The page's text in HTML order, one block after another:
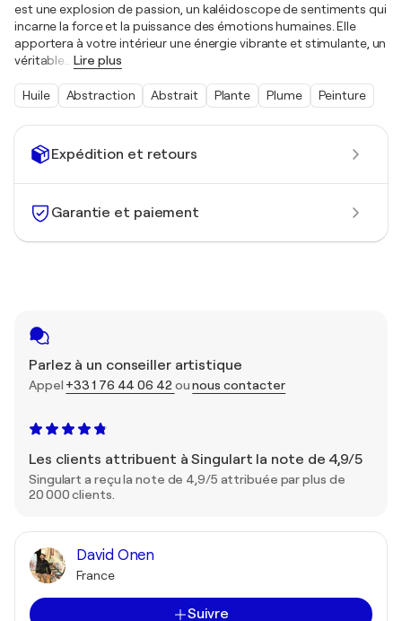
Expédition et retours
Garantie et paiement
Parlez à un conseiller artistique
Appel +33 1 76 44 06 42 ounous contacter
Les clients attribuent à Singulart la note de 4,9/5
Singulart a reçu la note de 4,9/5 attribuée par plus de
20 000 clients.
David Onen
France
Suivre
est une explosion de passion, un kaléidoscope de sentiments qui
incarne la force et la puissance des émotions humaines. Elle
apportera à votre intérieur une énergie vibrante et stimulante, un
véritable
Lire plus
Huile Abstraction Abstrait Plante Plume Peinture